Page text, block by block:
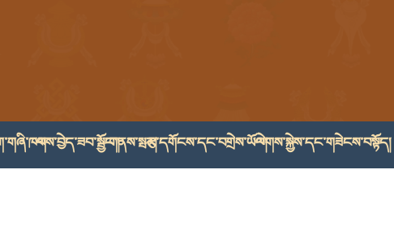
ལས་བྱེད་ཟབ་སྦྱོང་།གནས་སྤར།རྩ་དགོངས་དང་བགྲེས་ཡོལ།ལེགས་སྐྱེས་དང་གཟེངས་བསྟོད།